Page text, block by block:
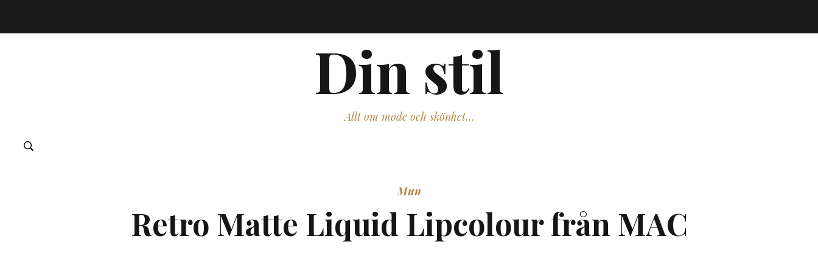
Din stil
Allt om mode och skönhet…
Mun
Retro Matte Liquid Lipcolour från MAC